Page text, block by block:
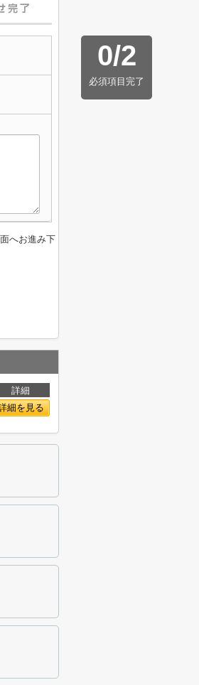
0/2
必須項目完了
へお進み下
詳細
細を見る